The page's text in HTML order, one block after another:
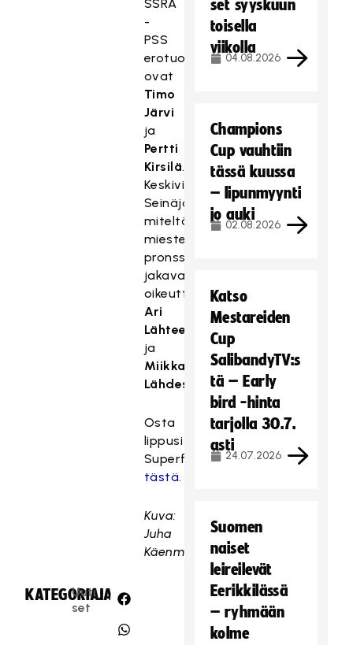
SSRA
-
PSS
erotuomarit
ovat
Timo
Järvi
ja
Pertti
Kirsilä.
Keskiviikkona
Seinäjoella
miteltävässä
miesten
pronssiottelussa
jakavat
oikeutta
Ari
Lähteenmäki
ja
Miikka
Lähdesmäki.
Osta
lippusi
Superfinaaliin
tästä.
Kuva:
Juha
Käenmäki
KATEGORIA:
Uuti
set
JAA:
set syyskuun
toisella
viikolla
04.08.2026
Champions
Cup vauhtiin
tässä kuussa
– lipunmyynti
jo auki
02.08.2026
Katso
Mestareiden
Cup
SalibandyTV:s
tä – Early
bird -hinta
tarjolla 30.7.
asti
24.07.2026
Suomen
naiset
leireilevät
Eerikkilässä
– ryhmään
kolme